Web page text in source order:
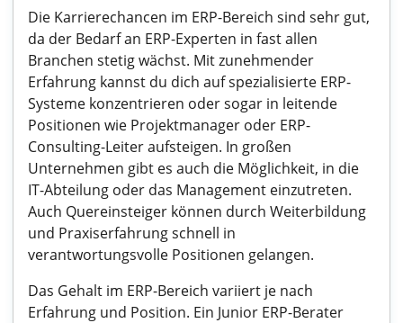
Die Karrierechancen im ERP-Bereich sind sehr gut,
da der Bedarf an ERP-Experten in fast allen
Branchen stetig wächst. Mit zunehmender
Erfahrung kannst du dich auf spezialisierte ERP-
Systeme konzentrieren oder sogar in leitende
Positionen wie Projektmanager oder ERP-
Consulting-Leiter aufsteigen. In großen
Unternehmen gibt es auch die Möglichkeit, in die
IT-Abteilung oder das Management einzutreten.
Auch Quereinsteiger können durch Weiterbildung
und Praxiserfahrung schnell in
verantwortungsvolle Positionen gelangen.
Das Gehalt im ERP-Bereich variiert je nach
Erfahrung und Position. Ein Junior ERP-Berater